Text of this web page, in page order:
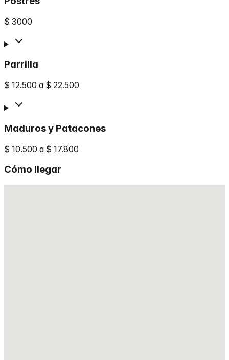
$ 3000
Parrilla
$ 12.500 a $ 22.500
Maduros y Patacones
$ 10.500 a $ 17.800
Cómo llegar